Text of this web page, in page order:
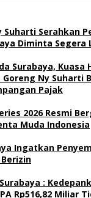
Suharti Serahkan
Diminta Segera
Surabaya, Kuasa
Ny Suharti
Pajak
2026 Resmi
Muda Indonesia
Ingatkan
:
Rp516,82 Miliar